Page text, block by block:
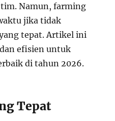
Namun, farming
jika tidak
tepat. Artikel ini
efisien untuk
di tahun 2026.
Tepat